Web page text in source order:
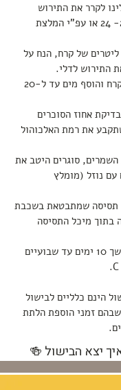
לקרר את התירוש
ולהביאו לטמפ' של 22- 24 או עפ"י המלצת
הכנס לדלי התסיסה 4 ליטרים של קרח, הנח על
התירוש לדלי.
ערבב היטב להמסת הקרח והוסף מים עד ל-20
אחוז הסוכרים
את רמת האלכוהול
סוגרים היטב את
נוזל (מומלץ
תסיסה שמתבטאת בשכבת
בתוך מיכל התסיסה
הנח לדלי התסיסה במשך 10 ימים עד שבועיים
הינם כלליים לבישול
זמני הוספת הלתת
יצא הבישול 🍻